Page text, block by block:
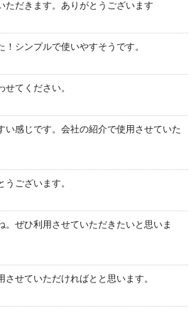
ただきます。ありがとうございます
！シンプルで使いやすそうです。
てください。
い感じです。会社の紹介で使用させていた
ございます。
。ぜひ利用させていただきたいと思いま
せていただければとと思います。